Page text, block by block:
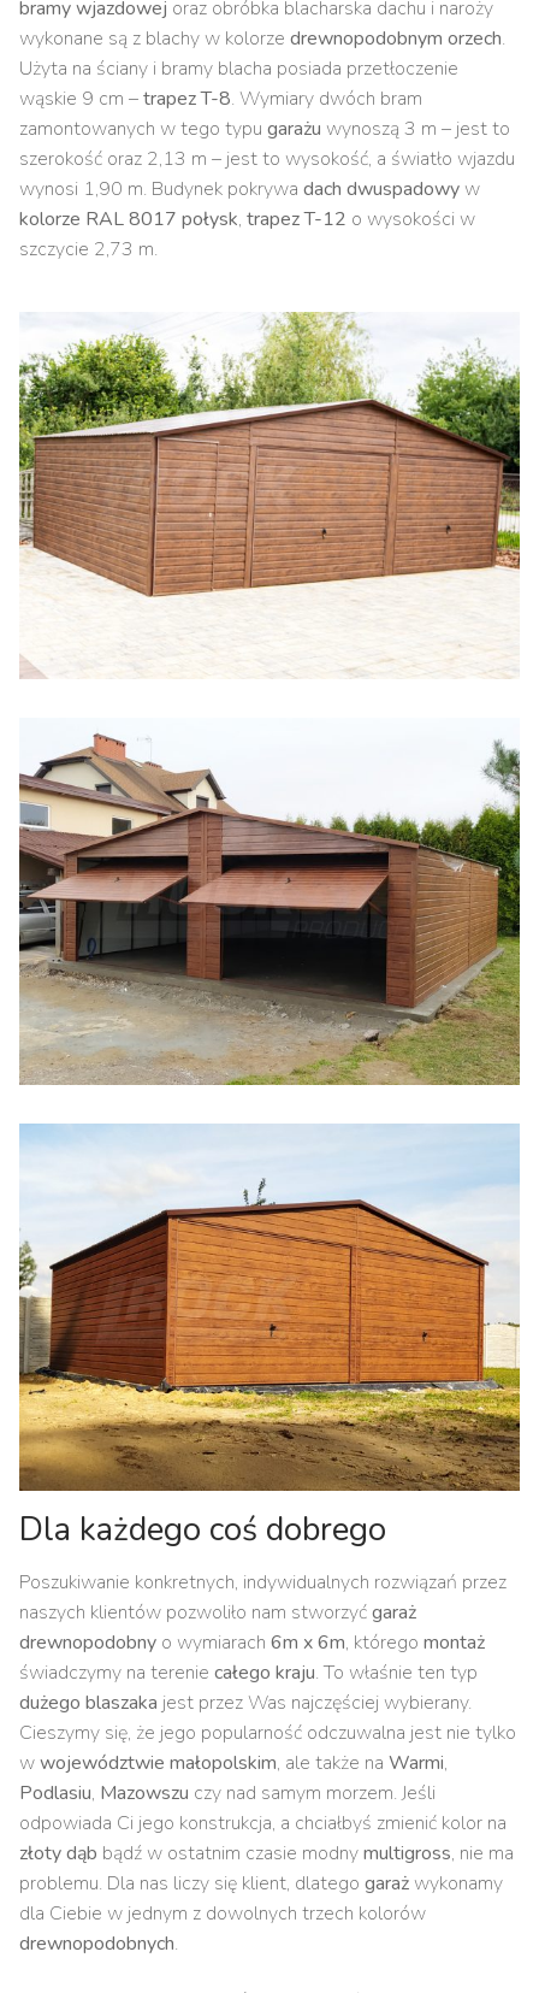
bramy wjazdowej oraz obróbka blacharska dachu i naroży
wykonane są z blachy w kolorze drewnopodobnym orzech.
Użyta na ściany i bramy blacha posiada przetłoczenie
wąskie 9 cm –trapez T-8. Wymiary dwóch bram
zamontowanych w tego typu garażu wynoszą 3 m – jest to
szerokość oraz 2,13 m – jest to wysokość, a światło wjazdu
wynosi 1,90 m. Budynek pokrywa dach dwuspadowyw
kolorze RAL 8017 połysk, trapez T-12 o wysokości w
szczycie 2,73 m.
Dla każdego coś dobrego
Poszukiwanie konkretnych, indywidualnych rozwiązań przez
naszych klientów pozwoliło nam stworzyćgaraż
drewnopodobny o wymiarach 6m x 6m, którego montaż
świadczymy na terenie całego kraju. To właśnie ten typ
dużego blaszaka jest przez Was najczęściej wybierany.
Cieszymy się, że jego popularność odczuwalna jest nie tylko
wwojewództwie małopolskim, ale także na Warmi,
Podlasiu, Mazowszu czy nad samym morzem. Jeśli
odpowiada Ci jego konstrukcja, a chciałbyś zmienić kolor na
złoty dąb bądź w ostatnim czasie modnymultigross, nie ma
problemu. Dla nas liczy się klient, dlatego garażwykonamy
dla Ciebie w jednym z dowolnych trzech kolorów
drewnopodobnych.